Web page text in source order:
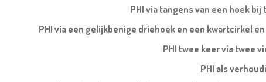
PHI via tangens van een hoek
PHI via een gelijkbenige driehoek en een kwartcirkel
PHI twee keer via twee
PHI als